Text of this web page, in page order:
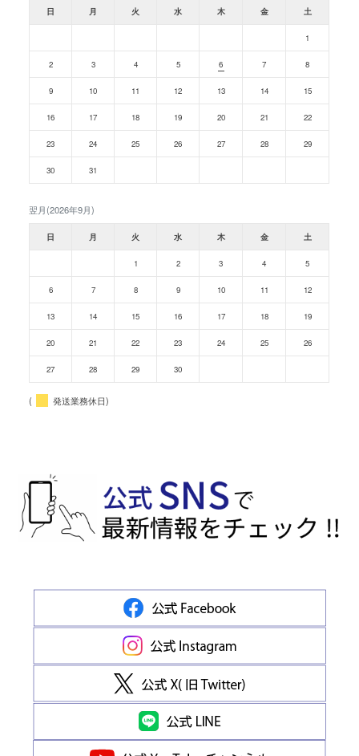
日 月 火 水 木 金 土
1
2 3 4 5 6 7 8
9 10 11 12 13 14 15
16 17 18 19 20 21 22
23 24 25 26 27 28 29
30 31
翌月(2026年9月)
日 月 火 水 木 金 土
1 2 3 4 5
6 7 8 9 10 11 12
13 14 15 16 17 18 19
20 21 22 23 24 25 26
27 28 29 30
( 発送業務休日)